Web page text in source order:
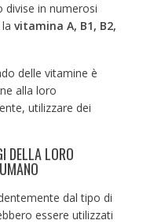
divise in numerosi
vitamina A, B1, B2,
delle vitamine è
alla loro
utilizzare dei
DELLA LORO
dal tipo di
essere utilizzati